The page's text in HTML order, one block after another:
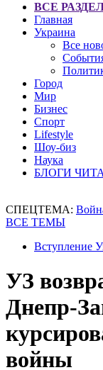
ВСЕ
Главная
Украина
Все
Город
Мир
Бизнес
Спорт
Lifestyle
Шоу-биз
Наука
БЛОГИ
СПЕЦТЕМА:
ВСЕ ТЕМЫ
Вступление
УЗ
Днепр-
войны